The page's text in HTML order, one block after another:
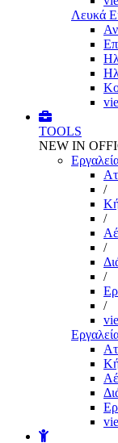
Λευκά
TOOLS
NEW IN
/
/
/
/
/